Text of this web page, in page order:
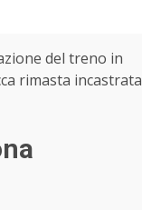
del treno in
rimasta incastrata